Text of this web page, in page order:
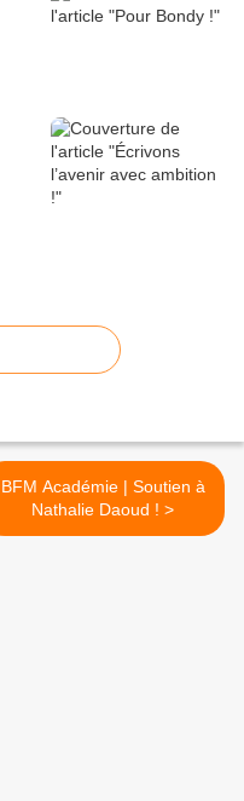
BFM Académie | Soutien à
Nathalie Daoud ! >